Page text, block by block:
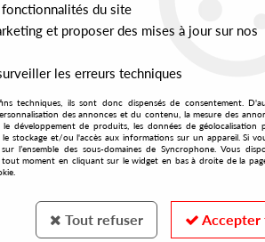
PRESALES EXCLUSIVES
du site
et proposer des mises à jour sur nos
les erreurs techniques
techniques, ils sont donc dispensés de consentement.
des annonces et du contenu, la mesure des
développement de produits, les données de géolocalisation
stockage et/ou l'accès aux informations sur un appareil. Si
l’ensemble des sous-domaines de Syncrophone. Vous
moment en cliquant sur le widget en bas à droite de la
Tout refuser Accepter